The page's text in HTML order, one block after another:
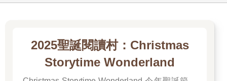
2025聖誕閱讀村：Christmas
Storytime Wonderland